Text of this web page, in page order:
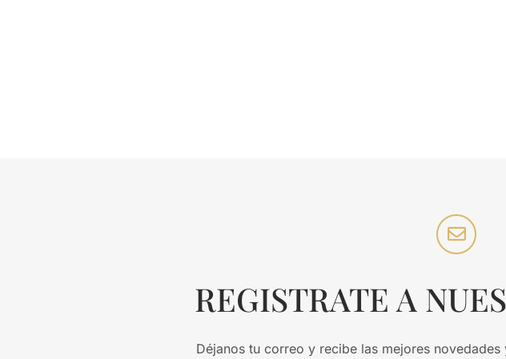
REGISTRATE A
Déjanos tu correo y recibe las mejores